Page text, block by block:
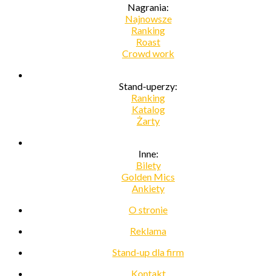
Nagrania:
Najnowsze
Ranking
Roast
Crowd work
Stand-uperzy:
Ranking
Katalog
Żarty
Inne:
Bilety
Golden Mics
Ankiety
O stronie
Reklama
Stand-up dla firm
Kontakt